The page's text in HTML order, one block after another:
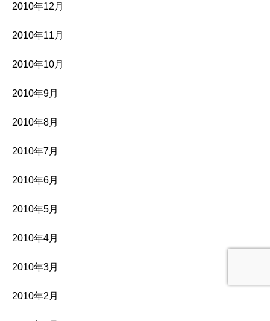
2010年12月
2010年11月
2010年10月
2010年9月
2010年8月
2010年7月
2010年6月
2010年5月
2010年4月
2010年3月
2010年2月